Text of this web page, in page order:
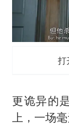
打
更诡异的
上，一场